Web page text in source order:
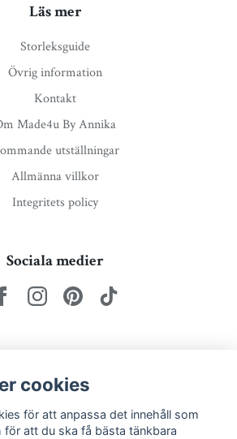
Läs mer
Storleksguide
Övrig information
Kontakt
Made4u By Annika
utställningar
Allmänna villkor
Integritets policy
Sociala medier
Prenumerera
cookies
för att anpassa det innehåll som
att du ska få bästa tänkbara